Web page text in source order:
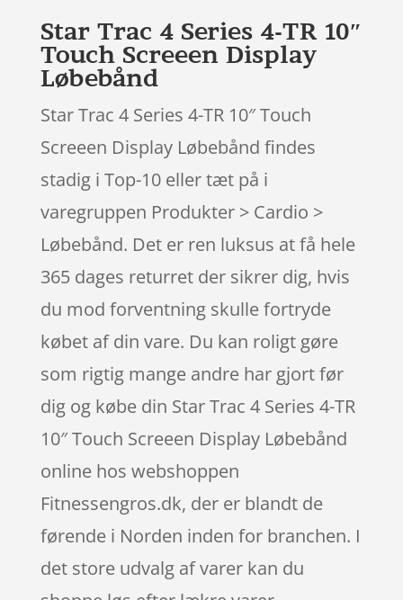
Star Trac 4 Series 4-TR 10″
Touch Screeen Display
Løbebånd
Star Trac 4 Series 4-TR 10″ Touch
Screeen Display Løbebånd findes
stadig i Top-10 eller tæt på i
varegruppen Produkter > Cardio >
Løbebånd. Det er ren luksus at få hele
365 dages returret der sikrer dig, hvis
du mod forventning skulle fortryde
købet af din vare. Du kan roligt gøre
som rigtig mange andre har gjort før
dig og købe din Star Trac 4 Series 4-TR
10″ Touch Screeen Display Løbebånd
online hos webshoppen
Fitnessengros.dk, der er blandt de
førende i Norden inden for branchen. I
det store udvalg af varer kan du